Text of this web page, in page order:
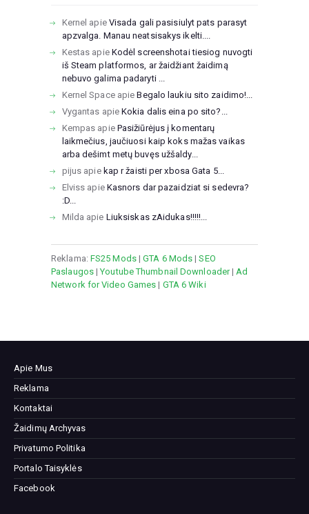
Kernel apie Visada gali pasisiulyt pats parasyt
apzvalga. Manau neatsisakys ikelti....
Kestas apie Kodėl screenshotai tiesiog nuvogti
iš Steam platformos, ar žaidžiant žaidimą
nebuvo galima padaryti ...
Kernel SpaceapieBegalo laukiu sito zaidimo!...
Vygantas apieKokia dalis eina po sito?...
Kempas apie Pasižiūrėjus į komentarų
laikmečius, jaučiuosi kaip koks mažas vaikas
arba dešimt metų buvęs užšaldy...
pijus apie kap r žaisti per xbosa Gata 5...
Elviss apie Kasnors dar pazaidziat si sedevra?
:D...
Milda apie Liuksiskas zAidukas!!!!!...
Reklama: FS25 Mods|GTA 6 Mods |SEO
Paslaugos|Youtube Thumbnail Downloader|Ad
Network for Video Games | GTA 6 Wiki
Apie Mus
Reklama
Kontaktai
Žaidimų Archyvas
Privatumo Politika
Portalo Taisyklės
Facebook